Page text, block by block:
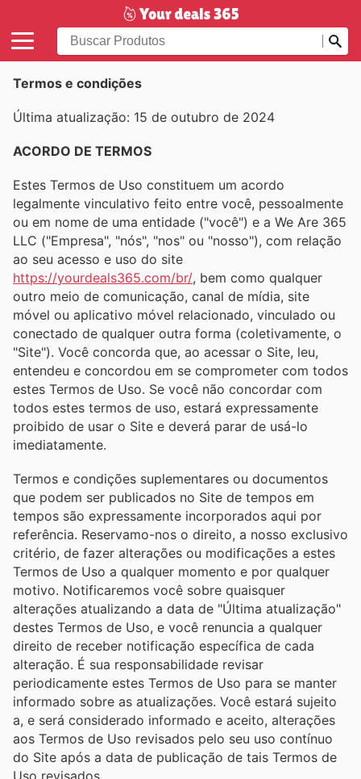
Termos e condições
Última atualização: 15 de outubro de 2024
ACORDO DE TERMOS
Estes Termos de Uso constituem um acordo
legalmente vinculativo feito entre você, pessoalmente
ou em nome de uma entidade ("você") e a We Are 365
LLC ("Empresa", "nós", "nos" ou "nosso"), com relação
ao seu acesso e uso do site
https://yourdeals365.com/br/, bem como qualquer
outro meio de comunicação, canal de mídia, site
móvel ou aplicativo móvel relacionado, vinculado ou
conectado de qualquer outra forma (coletivamente, o
"Site"). Você concorda que, ao acessar o Site, leu,
entendeu e concordou em se comprometer com todos
estes Termos de Uso. Se você não concordar com
todos estes termos de uso, estará expressamente
proibido de usar o Site e deverá parar de usá-lo
imediatamente.
Termos e condições suplementares ou documentos
que podem ser publicados no Site de tempos em
tempos são expressamente incorporados aqui por
referência. Reservamo-nos o direito, a nosso exclusivo
critério, de fazer alterações ou modificações a estes
Termos de Uso a qualquer momento e por qualquer
motivo. Notificaremos você sobre quaisquer
alterações atualizando a data de "Última atualização"
destes Termos de Uso, e você renuncia a qualquer
direito de receber notificação específica de cada
alteração. É sua responsabilidade revisar
periodicamente estes Termos de Uso para se manter
informado sobre as atualizações. Você estará sujeito
a, e será considerado informado e aceito, alterações
aos Termos de Uso revisados ​​pelo seu uso contínuo
do Site após a data de publicação de tais Termos de